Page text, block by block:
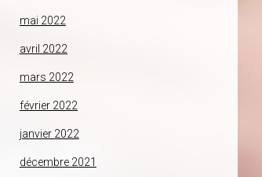
mai 2022
avril 2022
mars 2022
février 2022
janvier 2022
décembre 2021